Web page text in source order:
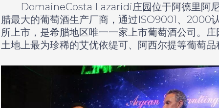
DomaineCosta Lazaridi庄园位于阿德里阿尼
腊最大的葡萄酒生产厂商，通过ISO9001、2000
所上市，是希腊地区唯一一家上市葡萄酒公司。
土地上最为珍稀的艾优依缇可、阿西尔提等葡萄品